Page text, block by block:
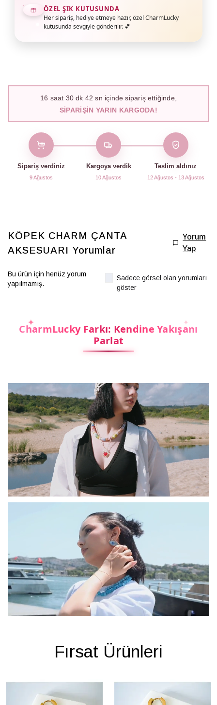
ÖZEL ŞIK KUTUSUNDA
Her sipariş, hediye etmeye hazır, özel CharmLucky
kutusunda sevgiyle gönderilir. 💕
16 saat 30dk 41 sn içinde sipariş ettiğinde,
SIPARIŞIN YARIN KARGODA!
Sipariş verdiniz
9 Ağustos
Kargoya verdik
10 Ağustos
Teslim aldınız
12 Ağustos - 13 Ağustos
KÖPEK CHARM ÇANTA
AKSESUARI Yorumlar
Yorum
Yap
Bu ürün için henüz yorum
yapılmamış.
Sadece görsel olan yorumları
göster
CharmLucky Farkı: Kendine Yakışanı
Parlat
Fırsat Ürünleri